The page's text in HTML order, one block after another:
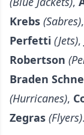
Krebs (Sabres),
Perfetti (Jets),
Robertson
Braden
(Hurricanes),
Zegras (Flyers).